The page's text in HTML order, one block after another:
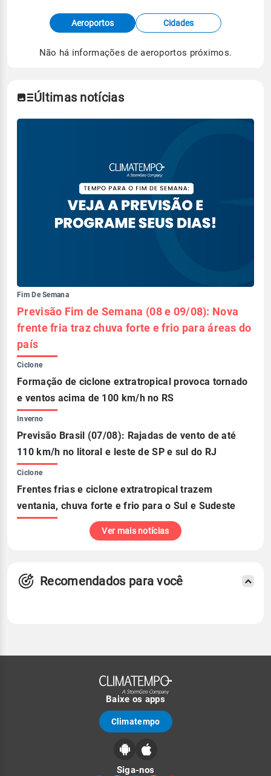
Fonte: dados combinados de estações
meteorológicas e satélite do Centro de Previsão
de Tempo e Estudos Climáticos (CPTEC).
Aeroportos Cidades
Não há informações de aeroportos próximos.
Últimas notícias
Fim De Semana
Previsão Fim de Semana (08 e 09/08): Nova
frente fria traz chuva forte e frio para áreas do
país
Ciclone
Formação de ciclone extratropical provoca tornado
e ventos acima de 100 km/h no RS
Inverno
Previsão Brasil (07/08): Rajadas de vento de até
110 km/h no litoral e leste de SP e sul do RJ
Ciclone
Frentes frias e ciclone extratropical trazem
ventania, chuva forte e frio para o Sul e Sudeste
Ver mais notícias
Recomendados para você
Baixe os apps
Climatempo
Siga-nos